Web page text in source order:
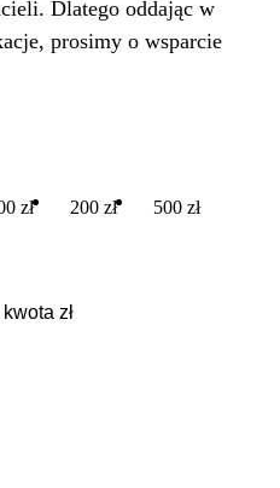
Dlatego oddając w
prosimy o wsparcie
zł 200 zł 500 zł